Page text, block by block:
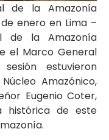
de la Amazonía
enero en Lima –
de la Amazonía
el Marco General
estuvieron
Amazónico,
Eugenio Coter,
histórica de este